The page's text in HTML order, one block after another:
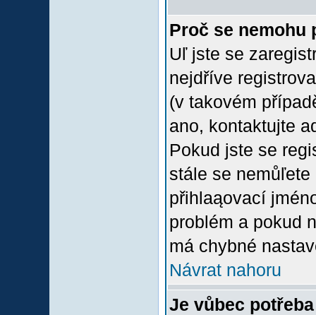
Proč se nemohu
Uľ jste se
nejdříve
(v takovém
ano, kontaktujte
Pokud jste se
stále se
přihlaąovací
problém a pokud
má chybné
Návrat nahoru
Je vůbec